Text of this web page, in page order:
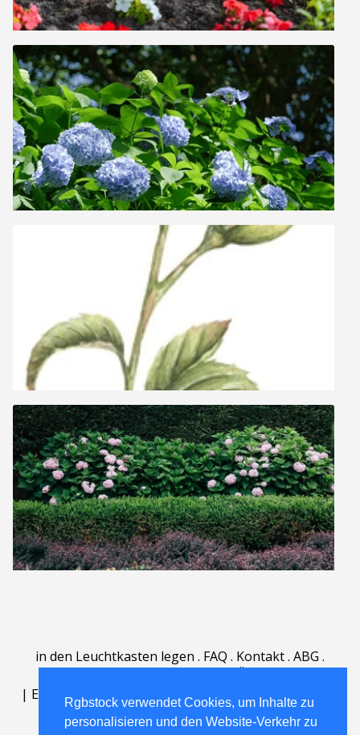
Rgbstock verwendet Cookies, um Inhalte zu
personalisieren und den Website-Verkehr zu
in den Leuchtkasten legen . FAQ . Kontakt. ABG .
| English | Deutsch Español | Polski | Português
Nederlands|